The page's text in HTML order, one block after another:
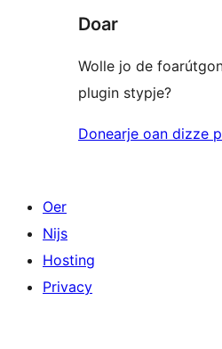
Doar
Wolle jo de
plugin stypje?
Donearje oan dizze
Oer
Nijs
Hosting
Privacy